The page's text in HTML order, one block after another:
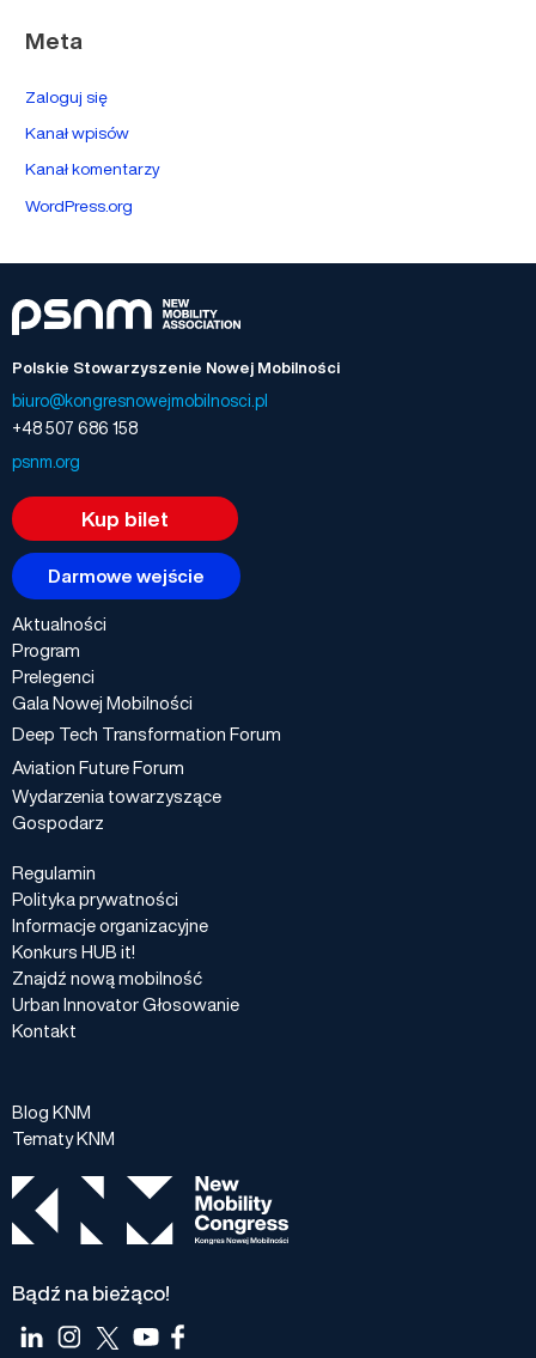
Meta
Zaloguj się
Kanał wpisów
Kanał komentarzy
WordPress.org
Polskie Stowarzyszenie Nowej Mobilności
biuro@kongresnowejmobilnosci.pl
+48 507 686 158
psnm.org
Kup bilet
Darmowe wejście
Aktualności
Program
Prelegenci
Gala Nowej Mobilności
Deep Tech Transformation Forum
Aviation Future Forum
Wydarzenia towarzyszące
Gospodarz
Regulamin
Polityka prywatności
Informacje organizacyjne
Konkurs HUB it!
Znajdź nową mobilność
Urban Innovator Głosowanie
Kontakt
Blog KNM
Tematy KNM
Bądź na bieżąco!